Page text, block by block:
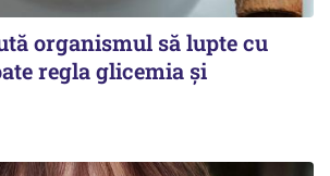
organismul să lupte cu
regla glicemia și